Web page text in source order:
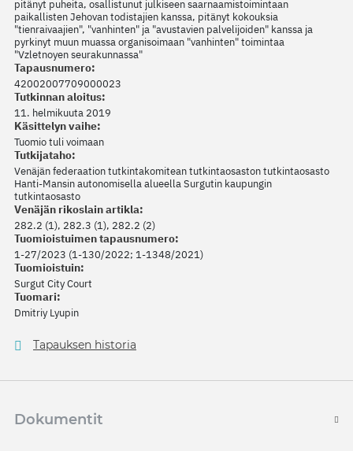
pitänyt puheita, osallistunut julkiseen saarnaamistoimintaan
paikallisten Jehovan todistajien kanssa, pitänyt kokouksia
"tienraivaajien", "vanhinten" ja "avustavien palvelijoiden" kanssa ja
pyrkinyt muun muassa organisoimaan "vanhinten" toimintaa
"Vzletnoyen seurakunnassa"
Tapausnumero:
42002007709000023
Tutkinnan aloitus:
11. helmikuuta 2019
Käsittelyn vaihe:
Tuomio tuli voimaan
Tutkijataho:
Venäjän federaation tutkintakomitean tutkintaosaston tutkintaosasto
Hanti-Mansin autonomisella alueella Surgutin kaupungin
tutkintaosasto
Venäjän rikoslain artikla:
282.2 (1), 282.3 (1), 282.2 (2)
Tuomioistuimen tapausnumero:
1-27/2023 (1-130/2022; 1-1348/2021)
Tuomioistuin:
Surgut City Court
Tuomari:
Dmitriy Lyupin
Tapauksen historia
Dokumentit